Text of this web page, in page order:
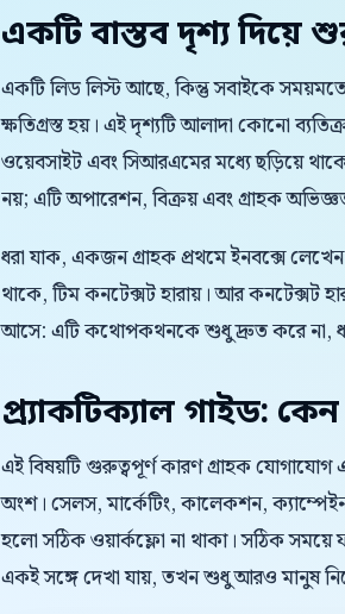
একটি বাস্তব দৃশ্য দিয়ে
একটি লিড লিস্ট আছে, কিন্তু সবাইকে
ক্ষতিগ্রস্ত হয়। এই দৃশ্যটি আলাদা কোনো
ওয়েবসাইট এবং সিআরএমের মধ্যে ছড়িয়ে
নয়; এটি অপারেশন, বিক্রয় এবং গ্রাহক
ধরা যাক, একজন গ্রাহক প্রথমে ইনবক্সে
থাকে, টিম কনটেক্সট হারায়। আর
আসে: এটি কথোপকথনকে শুধু দ্রুত করে না,
প্র্যাকটিক্যাল গাইড:
এই বিষয়টি গুরুত্বপূর্ণ কারণ গ্রাহক যোগাযোগ
অংশ। সেলস, মার্কেটিং, কালেকশন,
হলো সঠিক ওয়ার্কফ্লো না থাকা। সঠিক সময়ে
একই সঙ্গে দেখা যায়, তখন শুধু আরও মানুষ